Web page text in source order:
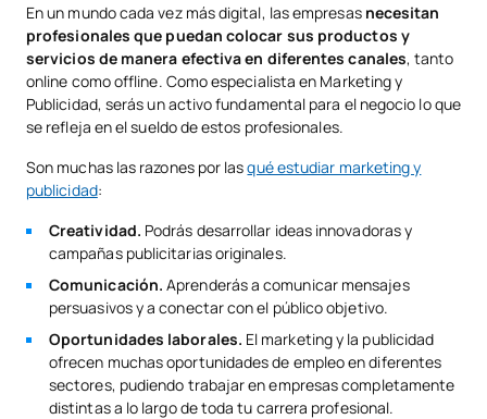
En un mundo cada vez más digital, las empresas necesitan
profesionales que puedan colocar sus productos y
servicios de manera efectiva en diferentes canales, tanto
online como offline. Como especialista en Marketing y
Publicidad, serás un activo fundamental para el negocio lo que
se refleja en el sueldo de estos profesionales.
Son muchas las razones por lasqué estudiar marketing y
publicidad:
Creatividad. Podrás desarrollar ideas innovadoras y
campañas publicitarias originales.
Comunicación. Aprenderás a comunicar mensajes
persuasivos y a conectar con el público objetivo.
Oportunidades laborales. El marketing y la publicidad
ofrecen muchas oportunidades de empleo en diferentes
sectores, pudiendo trabajar en empresas completamente
distintas a lo largo de toda tu carrera profesional.